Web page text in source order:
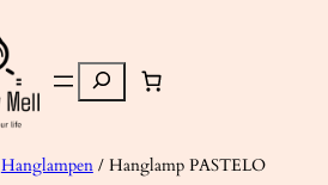
Zoeken
Hanglampen/ Hanglamp PASTELO